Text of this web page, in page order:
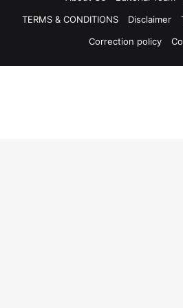
TERMS & CONDITIONS
Disclaimer
Correction policy